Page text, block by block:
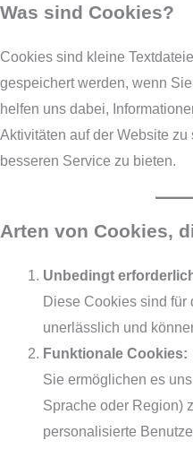
Was sind Cookies?
Cookies sind kleine
gespeichert werden, wenn
helfen uns dabei,
Aktivitäten auf der Website
besseren Service zu bieten.
Arten von Cookies,
Unbedingt
Diese Cookies sind für
unerlässlich und
Funktionale Cookies:
Sie ermöglichen es
Sprache oder Region)
personalisierte